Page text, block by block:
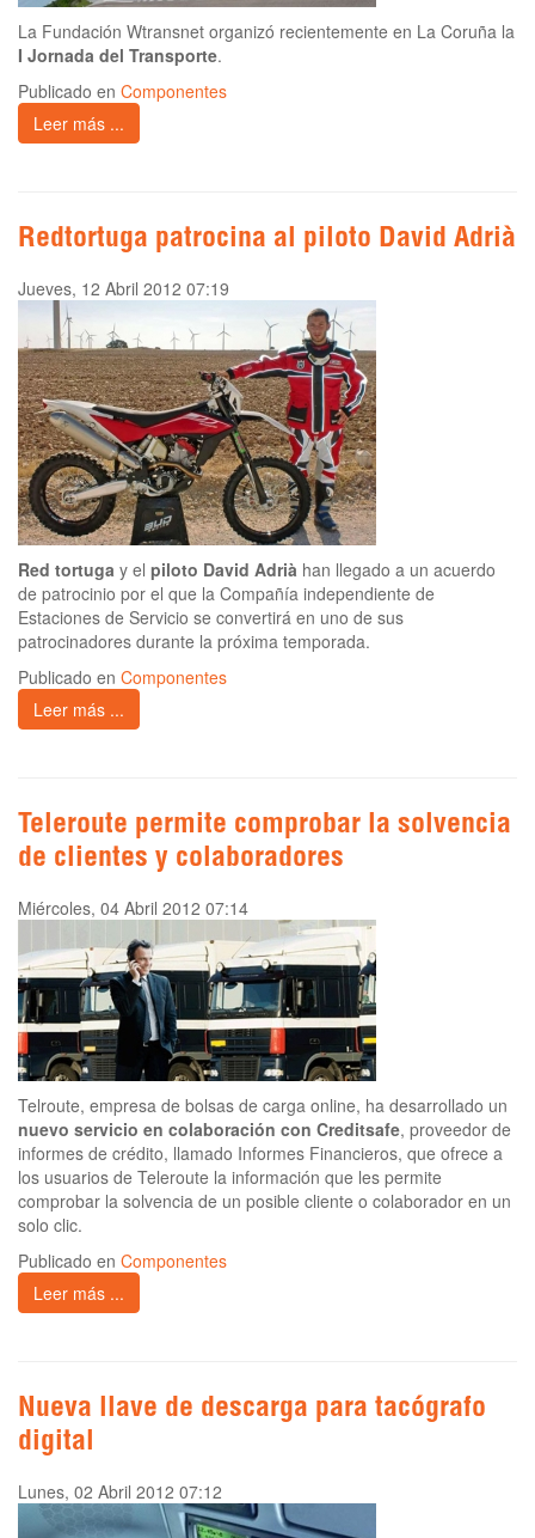
La Fundación Wtransnet organizó recientemente en La Coruña la
I Jornada del Transporte.
Publicado en Componentes
Leer más ...
Redtortuga patrocina al piloto David Adrià
Jueves, 12 Abril 2012 07:19
Red tortuga y el piloto David Adrià han llegado a un acuerdo
de patrocinio por el que la Compañía independiente de
Estaciones de Servicio se convertirá en uno de sus
patrocinadores durante la próxima temporada.
Publicado en Componentes
Leer más ...
Teleroute permite comprobar la solvencia
de clientes y colaboradores
Miércoles, 04 Abril 2012 07:14
Telroute, empresa de bolsas de carga online, ha desarrollado un
nuevo servicio en colaboración con Creditsafe, proveedor de
informes de crédito, llamado Informes Financieros, que ofrece a
los usuarios de Teleroute la información que les permite
comprobar la solvencia de un posible cliente o colaborador en un
solo clic.
Publicado en Componentes
Leer más ...
Nueva llave de descarga para tacógrafo
digital
Lunes, 02 Abril 2012 07:12